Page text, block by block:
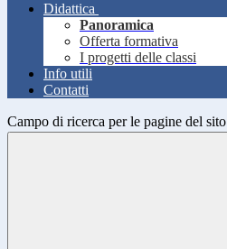
Didattica
Panoramica
Offerta formativa
I progetti delle classi
Info utili
Contatti
Campo di ricerca per le pagine del sito